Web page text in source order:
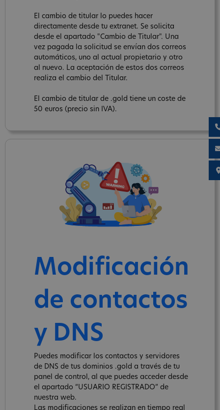
El cambio de titular lo puedes hacer
directamente desde tu extranet. Se solicita
desde el apartado "Cambio de Titular". Una
vez pagada la solicitud se envían dos correos
automáticos, uno al actual propietario y otro
al nuevo. La aceptación de estos dos correos
realiza el cambio del Titular.
El cambio de titular de .gold tiene un coste de
50 euros (precio sin IVA).
Modificación
de contactos
y DNS
Puedes modificar los contactos y servidores
de DNS de tus dominios .gold a través de tu
panel de control, al que puedes acceder desde
el apartado “USUARIO REGISTRADO” de
nuestra web.
Las modificaciones se realizan en tiempo real